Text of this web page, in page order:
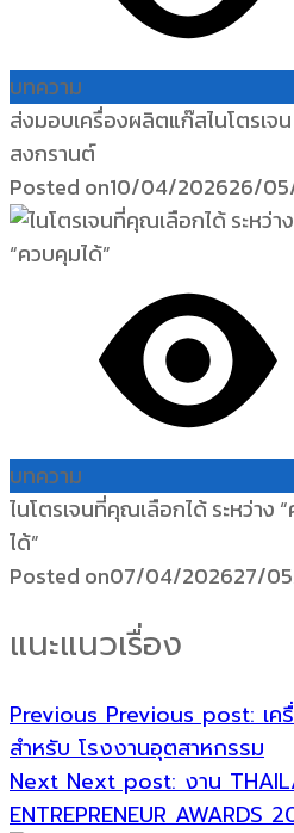
บทความ
ส่งมอบเครื่องผลิตแก๊สไนโตรเ
สงกรานต์
Posted on10/04/202626/
บทความ
ไนโตรเจนที่คุณเลือกได้ ระหว่าง
ได้”
Posted on07/04/202627/
แนะแนวเรื่อง
Previous Previous post: เค
สำหรับ โรงงานอุตสาหกรรม
Next Next post: งาน
ENTREPRENEUR AWARDS